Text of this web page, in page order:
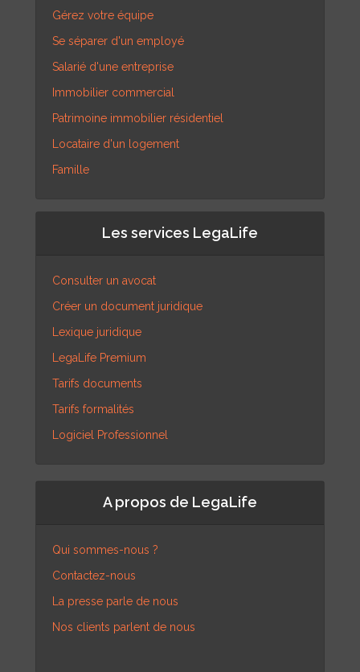
Gérez votre équipe
Se séparer d'un employé
Salarié d'une entreprise
Immobilier commercial
Patrimoine immobilier résidentiel
Locataire d'un logement
Famille
Les services LegaLife
Consulter un avocat
Créer un document juridique
Lexique juridique
LegaLife Premium
Tarifs documents
Tarifs formalités
Logiciel Professionnel
A propos de LegaLife
Qui sommes-nous ?
Contactez-nous
La presse parle de nous
Nos clients parlent de nous